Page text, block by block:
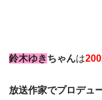
鈴木ゆきちゃんは
放送作家でプロデュ